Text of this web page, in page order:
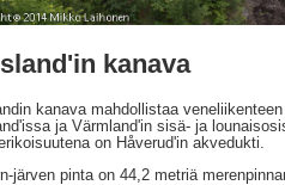
kanava
kanava mahdollistaa
ja Värmland'in sisä- ja
on Håverud'in akvedukti.
järven pinta on 44,2 metriä